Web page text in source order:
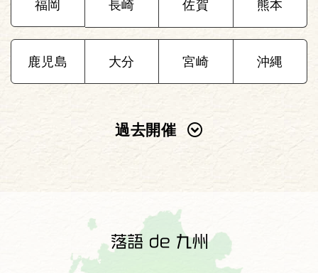
福岡 長崎 佐賀 熊本
鹿児島 大分 宮崎 沖縄
過去開催
2022年